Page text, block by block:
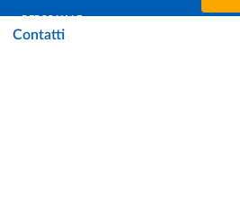
Contatti
PERSONALE